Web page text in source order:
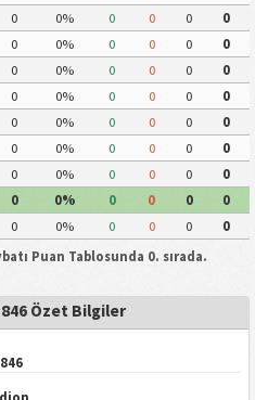
0 0% 0 0 0
0
0 0% 0 0 0
0
0 0% 0 0 0
0
0 0% 0 0 0
0
0 0% 0 0 0
0
0 0% 0 0 0
0
0 0% 0 0 0
0
0 0% 0 0 0
0
0 0% 0 0 0
0
Puan Tablosunda 0. sırada.
Özet Bilgiler